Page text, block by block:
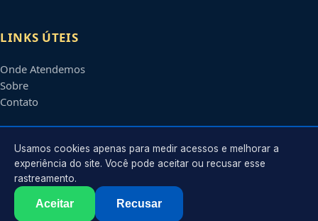
LINKS ÚTEIS
Onde Atendemos
Sobre
Contato
CONTATO
Atendimento em
contato@encanadorempiracicaba.com.br
2026 Encanador emPiracicaba . Todos os direitos reservados.
Usamos cookies apenas para medir acessos e melhorar a
experiência do site. Você pode aceitar ou recusar esse
rastreamento.
Aceitar Recusar